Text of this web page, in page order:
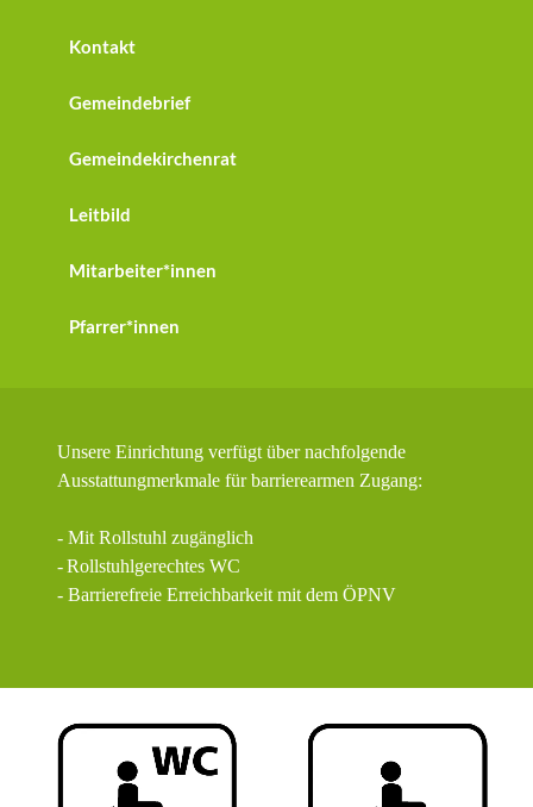
Kontakt
Gemeindebrief
Gemeindekirchenrat
Leitbild
Mitarbeiter*innen
Pfarrer*innen
Unsere Einrichtung verfügt über nachfolgende
Ausstattungmerkmale für barrierearmen Zugang:
- Mit Rollstuhl zugänglich
-Rollstuhlgerechtes WC
- Barrierefreie Erreichbarkeit mit dem ÖPNV